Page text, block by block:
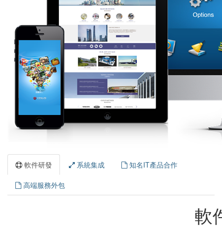
軟件研發 系統集成 知名IT產品合作
高端服務外包
軟